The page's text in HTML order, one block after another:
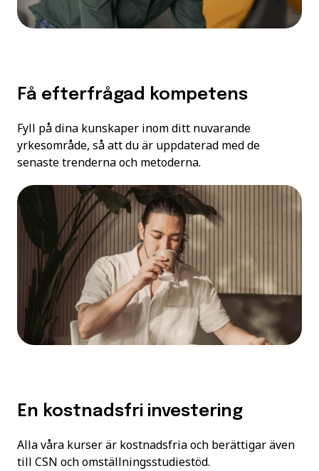
Få efterfrågad kompetens
Fyll på dina kunskaper inom ditt nuvarande
yrkesområde, så att du är uppdaterad med de
senaste trenderna och metoderna.
En kostnadsfri investering
Alla våra kurser är kostnadsfria och berättigar även
till CSN och omställningsstudiestöd.